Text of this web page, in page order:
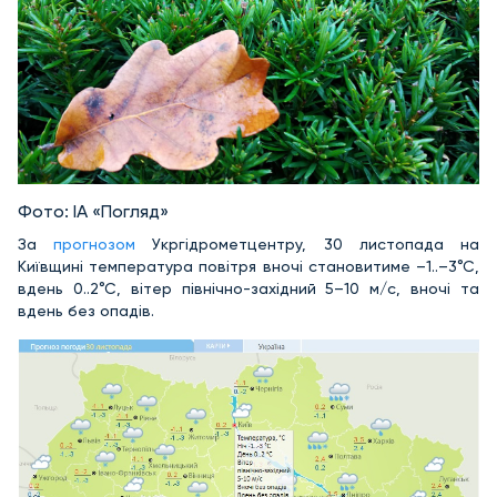
Фото: ІА «Погляд»
Запрогнозом Укргідрометцентру, 30 листопада на
Київщині температура повітря вночі становитиме –1..–3°С,
вдень 0..2°С, вітер північно-західний 5–10 м/с, вночі та
вдень без опадів.